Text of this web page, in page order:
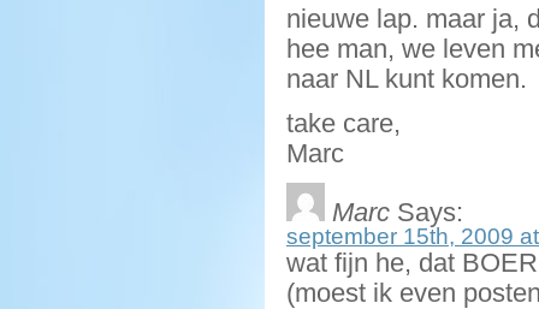
nieuwe lap. maar ja,
hee man, we leven
naar NL kunt komen.
take care,
Marc
Marc Says:
september 15th, 2009
wat fijn he, dat
(moest ik even